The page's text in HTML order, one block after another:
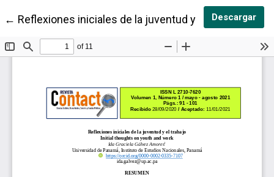
← Volver a los detalles del artículo
Reflexiones iniciales de la juventud y el trabajo
Descargar